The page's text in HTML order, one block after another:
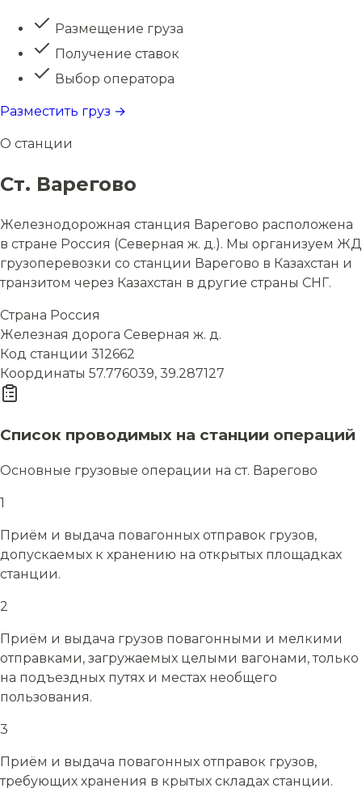
Размещение груза
Получение ставок
Выбор оператора
Разместить груз →
О станции
Ст. Варегово
Железнодорожная станция Варегово расположена
в стране Россия (Северная ж. д.). Мы организуем ЖД
грузоперевозки со станции Варегово в Казахстан и
транзитом через Казахстан в другие страны СНГ.
Страна Россия
Железная дорога Северная ж. д.
Код станции 312662
Координаты 57.776039, 39.287127
Список проводимых на станции операций
Основные грузовые операции на ст. Варегово
1
Приём и выдача повагонных отправок грузов,
допускаемых к хранению на открытых площадках
станции.
2
Приём и выдача грузов повагонными и мелкими
отправками, загружаемых целыми вагонами, только
на подъездных путях и местах необщего
пользования.
3
Приём и выдача повагонных отправок грузов,
требующих хранения в крытых складах станции.